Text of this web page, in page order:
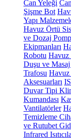
Can Yeleği
Şişme Bot
Yapı
Havuz Örtü
ve Dozaj
Ekipmanları
Robotu Havuz
Duşu ve Masaj
Trafosu
Aksesuarları
Duvar Tipi
Kumandası
Vantilatörler
Temizleme
ve Rutubet
Infrared